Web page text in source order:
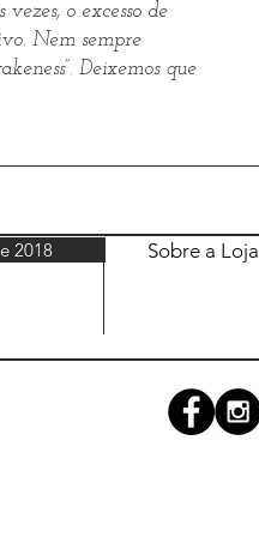
o excesso de
Nem sempre
Deixemos que
Sobre a Loja
2018